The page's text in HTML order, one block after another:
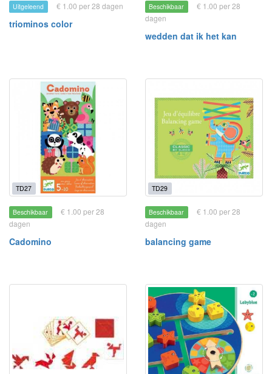
Uitgeleend € 1.00 per 28 dagen
triominos color
Beschikbaar
€ 1.00 per 28
dagen
wedden dat ik het kan
TD27
Beschikbaar
€ 1.00 per 28
dagen
Cadomino
TD29
Beschikbaar
€ 1.00 per 28
dagen
balancing game